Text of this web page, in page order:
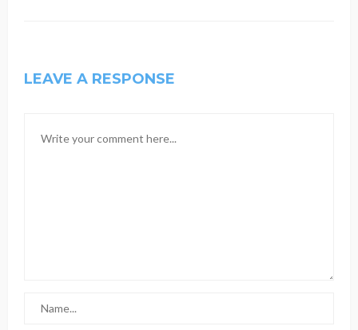
LEAVE A RESPONSE